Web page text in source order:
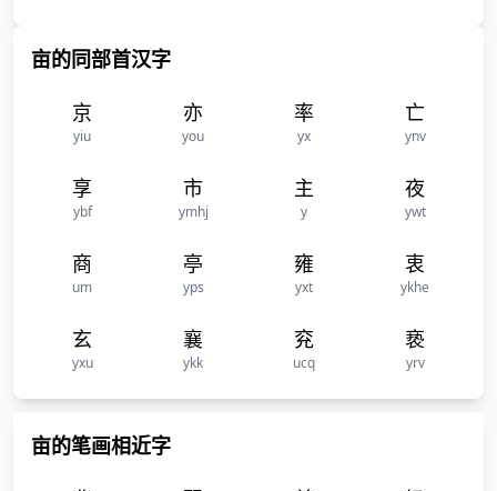
亩的同部首汉字
京
yiu
亦
you
率
yx
亡
ynv
享
ybf
市
ymhj
主
y
夜
ywt
商
um
亭
yps
雍
yxt
衷
ykhe
玄
yxu
襄
ykk
兖
ucq
亵
yrv
亩的笔画相近字